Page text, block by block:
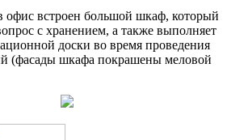
встроен большой шкаф, который
с хранением, а также выполняет
доски во время проведения
(фасады шкафа покрашены меловой